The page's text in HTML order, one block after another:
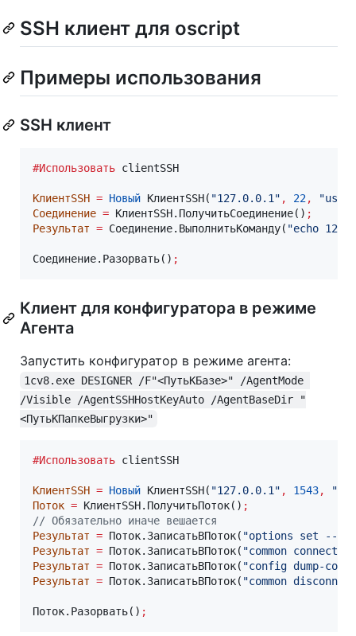
SSH клиент для oscript
Примеры использования
SSH клиент
#Использовать clientSSH
КлиентSSH = Новый КлиентSSH( "127.0.0.1" , 22,
"user"
Соединение = КлиентSSH.ПолучитьСоединение() ;
Результат = Соединение.ВыполнитьКоманду( "echo 123"
Соединение.Разорвать() ;
Клиент для конфигуратора в режиме
Агента
Запустить конфигуратор в режиме агента:
1cv8.exe DESIGNER /F"<ПутьКБазе>" /AgentMode
/Visible /AgentSSHHostKeyAuto /AgentBaseDir "
<ПутьКПапкеВыгрузки>"
#Использовать clientSSH
КлиентSSH = Новый КлиентSSH( "127.0.0.1" , 1543,
Поток = КлиентSSH.ПолучитьПоток() ;
// Обязательно иначе вешается
Результат = Поток.ЗаписатьВПоток( "options set --
Результат = Поток.ЗаписатьВПоток( "common connect-
Результат = Поток.ЗаписатьВПоток( "config dump-
Результат = Поток.ЗаписатьВПоток( "common
Поток.Разорвать() ;